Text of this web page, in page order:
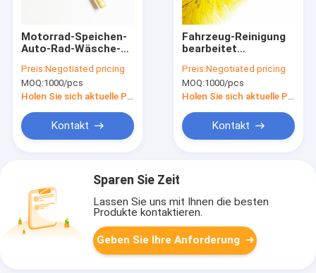
Motorrad-Speichen-
Auto-Rad-Wäsche-
langer Griff
Preis:Negotiated pricing
MOQ:1000/pcs
Holen Sie sich aktuelle Preis
Kontakt
Fahrzeug-Reinigung
bearbeitet
Rim Wash Brush
Yellow
Preis:Negotiated pricing
MOQ:1000/pcs
Holen Sie sich aktuelle Preis
Kontakt
Sparen Sie Zeit
Lassen Sie uns mit Ihnen die besten
Produkte kontaktieren.
Geben Sie Ihre Anforderung